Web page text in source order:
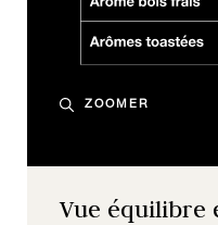
ZOOMER
Vue équilibre